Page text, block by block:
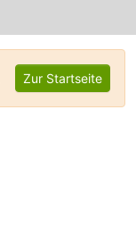
Zur Startseite